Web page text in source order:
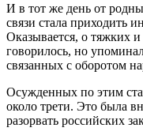
И в тот же день от
связи стала приходить
Оказывается, о тяжких
говорилось, но
связанных с оборотом
Осужденных по этим
около трети. Это была
разорвать российских